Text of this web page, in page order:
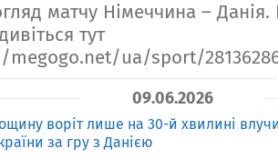
матчу Німеччина –
тут
ua/sport/
09.06.2026
воріт лише на 30-й хвилині
за гру з Данією